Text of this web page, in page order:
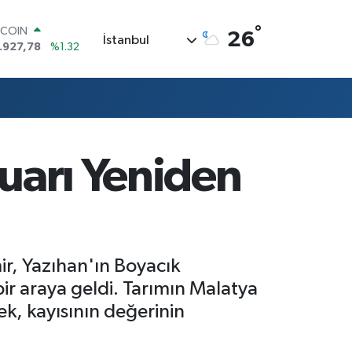
%0.08
%-0.02
%11
İstanbul 26°
Yeniden
Yazıhan'ın Boyacık
araya geldi. Tarımın Malatya
kayısının değerinin